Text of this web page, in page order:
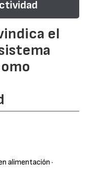
el
alimentación ·